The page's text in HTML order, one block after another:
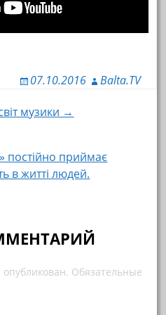
07.10.2016 Balta.TV
музики →
постійно приймає
в житті людей.
Обязательные